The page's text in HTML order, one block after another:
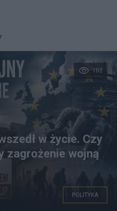
102
w życie. Czy
zagrożenie wojną
POLITYKA